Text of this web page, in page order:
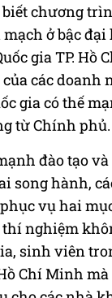
chương
ở bậc đại
gia TP. Hồ
các doanh
gia có thế
từ Chính phủ.
đào tạo
song hành,
vụ hai
thí nghiệm
sinh viên
Chí Minh